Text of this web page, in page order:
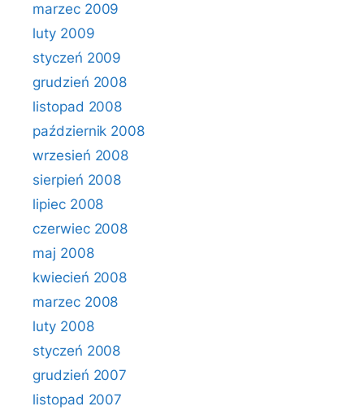
marzec 2009
luty 2009
styczeń 2009
grudzień 2008
listopad 2008
październik 2008
wrzesień 2008
sierpień 2008
lipiec 2008
czerwiec 2008
maj 2008
kwiecień 2008
marzec 2008
luty 2008
styczeń 2008
grudzień 2007
listopad 2007